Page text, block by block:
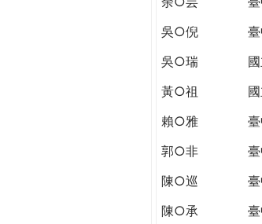
r
e
吳○倪
吳○瑞
黃○祖
賴○雅
郭○非
陳○巡
陳○承